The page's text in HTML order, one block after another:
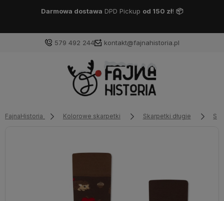
Darmowa dostawa DPD Pickup od 150 zł! 📦
579 492 244 kontakt@fajnahistoria.pl
FajnaHistoria Kolorowe skarpetki Skarpetki długie